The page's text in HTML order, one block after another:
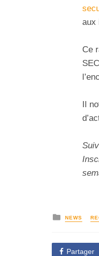
aux
Ce
Il
NEWS
Partager